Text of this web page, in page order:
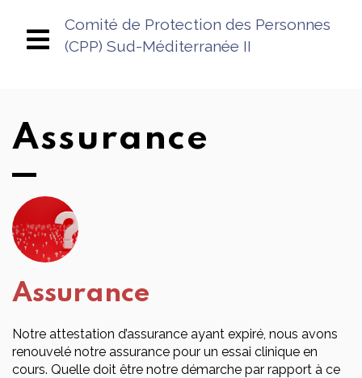
Comité de Protection des Personnes
(CPP) Sud-Méditerranée II
Assurance
Assurance
Notre attestation d’assurance ayant expiré, nous avons
renouvelé notre assurance pour un essai clinique en
cours. Quelle doit être notre démarche par rapport à ce